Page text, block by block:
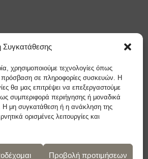
Συγκατάθεσης
χρησιμοποιούμε τεχνολογίες όπως
σε πληροφορίες συσκευών. Η
θα μας επιτρέψει να επεξεργαστούμε
συμπεριφορά περιήγησης ή μοναδικά
Η μη συγκατάθεση ή η ανάκληση της
ορισμένες λειτουργίες και
Προβολή προτιμήσεων